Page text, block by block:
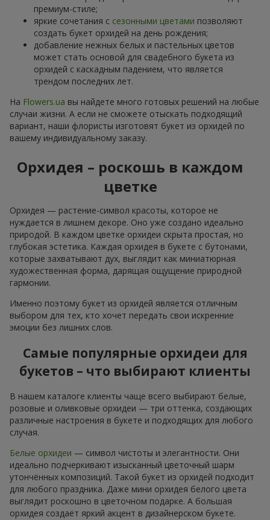
премиум-стиле;
яркие сочетания с сезонными цветами позволяют
создать букет орхидей на день рождения;
добавление нежных белых и пастельных цветов
может стать основой для свадебного букета из
орхидей с каскадным падением, что является
трендом последних лет.
На Flowers.ua вы найдете много готовых решений на любые
случаи жизни. А если не сможете отыскать подходящий
вариант, наши флористы изготовят букет из орхидей по
вашему индивидуальному заказу.
Орхидея – роскошь в каждом
цветке
Орхидея — растение-символ красоты, которое не
нуждается в лишнем декоре. Оно уже создано идеально
природой. В каждом цветке орхидеи скрыта простая, но
глубокая эстетика. Каждая орхидея в букете с бутонами,
которые захватывают дух, выглядит как миниатюрная
художественная форма, дарящая ощущение природной
гармонии.
Именно поэтому букет из орхидей является отличным
выбором для тех, кто хочет передать свои искренние
эмоции без лишних слов.
Самые популярные орхидеи для
букетов – что выбирают клиенты
В нашем каталоге клиенты чаще всего выбирают белые,
розовые и оливковые орхидеи — три оттенка, создающих
различные настроения в букете и подходящих для любого
случая.
Белые орхидеи — символ чистоты и элегантности. Они
идеально подчеркивают изысканный цветочный шарм
утончённых композиций. Такой букет из орхидей подходит
для любого праздника. Даже мини орхидея белого цвета
выглядит роскошно в цветочном подарке. А большая
орхидея создаёт яркий акцент в дизайнерском букете.